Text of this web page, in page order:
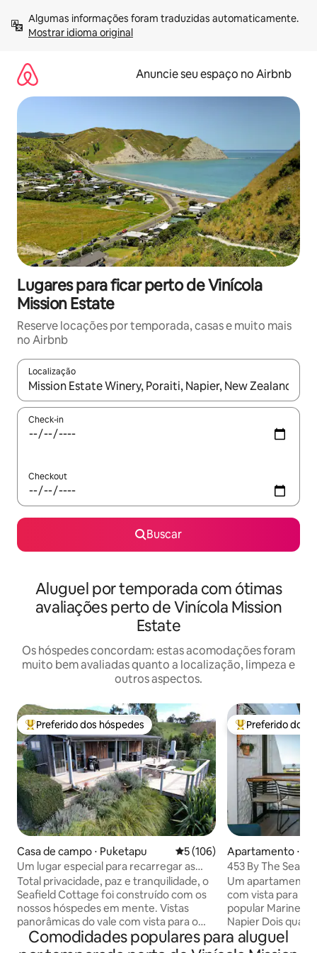
para
Mostrar idioma original
Anuncie seu espaço no Airbnb
Lugares para ficar perto de Vinícola
Mission Estate
Reserve locações por temporada, casas e muito mais
no Airbnb
Localização
Quando os resultados estiverem disponíveis, explore-os
Check-in
Checkout
Buscar
Aluguel por temporada com ótimas
avaliações perto de Vinícola Mission
Estate
Os hóspedes concordam: estas acomodações foram
muito bem avaliadas quanto a localização, limpeza e
outros aspectos.
Entre os melhores preferidos dos hóspedes
Preferido dos hóspedes
Casa de campo ⋅ Puketapu 5 de uma avaliação média de
5 (106)
Um lugar especial para recarregar as
energias e se reconectar.
Total privacidade, paz e tranquilidade, o
Seafield Cottage foi construído com os
nossos hóspedes em mente. Vistas
panorâmicas do vale com vista para o
mar. Jardins pitorescos para explorar.
Lareira ao ar livre e piscina de spa para
Entre os
Preferido dos
Apartamento ⋅
453 By The Sea -
Marine Parade
Um apartamento
com vista para o
popular Marine
Napier Dois quartos com banheiros
privativos Alto
Comodidades populares para aluguel